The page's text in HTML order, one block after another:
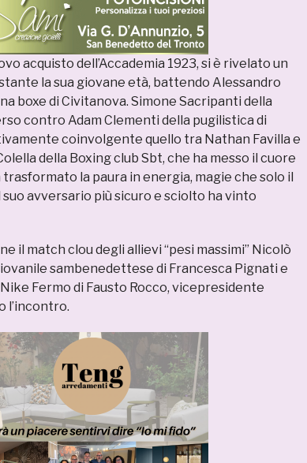
acquisto dell’Accademia 1923, si è rivelato un
la sua giovane età, battendo Alessandro
boxe di Civitanova. Simone Sacripanti della
contro Adam Clementi della pugilistica di
coinvolgente quello tra Nathan Favilla e
della Boxing club Sbt, che ha messo il cuore
la paura in energia, magie che solo il
avversario più sicuro e sciolto ha vinto
il match clou degli allievi “pesi massimi” Nicolò
sambenedettese di Francesca Pignati e
Fermo di Fausto Rocco, vicepresidente
l’incontro.